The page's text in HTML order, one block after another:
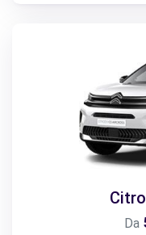
Da